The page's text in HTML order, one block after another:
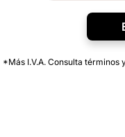
*Más I.V.A. Consulta